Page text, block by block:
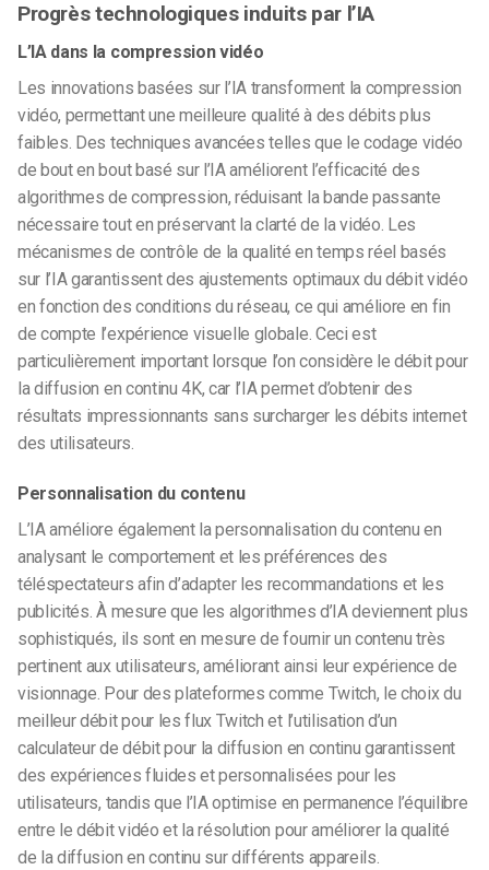
Progrès technologiques induits par l’IA
L’IA dans la compression vidéo
Les innovations basées sur l’IA transforment la compression
vidéo, permettant une meilleure qualité à des débits plus
faibles. Des techniques avancées telles que le codage vidéo
de bout en bout basé sur l’IA améliorent l’efficacité des
algorithmes de compression, réduisant la bande passante
nécessaire tout en préservant la clarté de la vidéo. Les
mécanismes de contrôle de la qualité en temps réel basés
sur l’IA garantissent des ajustements optimaux du débit vidéo
en fonction des conditions du réseau, ce qui améliore en fin
de compte l’expérience visuelle globale. Ceci est
particulièrement important lorsque l’on considère le débit pour
la diffusion en continu 4K, car l’IA permet d’obtenir des
résultats impressionnants sans surcharger les débits internet
des utilisateurs.
Personnalisation du contenu
L’IA améliore également la personnalisation du contenu en
analysant le comportement et les préférences des
téléspectateurs afin d’adapter les recommandations et les
publicités. À mesure que les algorithmes d’IA deviennent plus
sophistiqués, ils sont en mesure de fournir un contenu très
pertinent aux utilisateurs, améliorant ainsi leur expérience de
visionnage. Pour des plateformes comme Twitch, le choix du
meilleur débit pour les flux Twitch et l’utilisation d’un
calculateur de débit pour la diffusion en continu garantissent
des expériences fluides et personnalisées pour les
utilisateurs, tandis que l’IA optimise en permanence l’équilibre
entre le débit vidéo et la résolution pour améliorer la qualité
de la diffusion en continu sur différents appareils.